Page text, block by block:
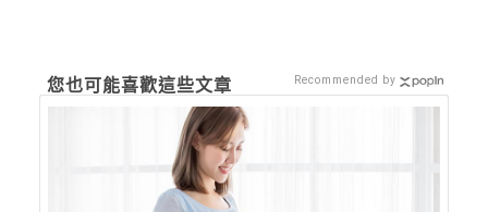
您也可能喜歡這些文章 Recommended by